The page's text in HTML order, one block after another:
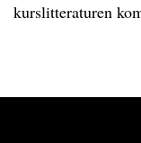
kurslitteraturen